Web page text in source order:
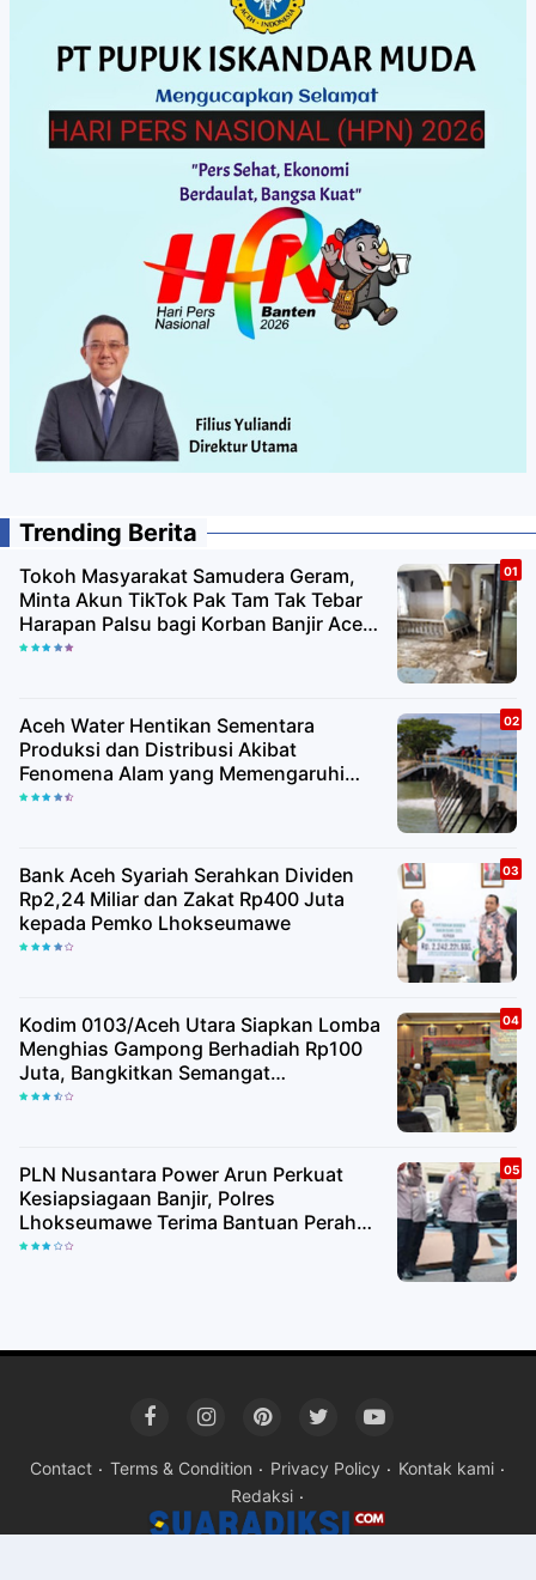
Trending Berita
Tokoh Masyarakat Samudera Geram,
Minta Akun TikTok Pak Tam Tak Tebar
Harapan Palsu bagi Korban Banjir Aceh
Utara
Aceh Water Hentikan Sementara
Produksi dan Distribusi Akibat
Fenomena Alam yang Memengaruhi
Kualitas Air Baku
Bank Aceh Syariah Serahkan Dividen
Rp2,24 Miliar dan Zakat Rp400 Juta
kepada Pemko Lhokseumawe
Kodim 0103/Aceh Utara Siapkan Lomba
Menghias Gampong Berhadiah Rp100
Juta, Bangkitkan Semangat
Kemerdekaan hingga Pelosok Desa
PLN Nusantara Power Arun Perkuat
Kesiapsiagaan Banjir, Polres
Lhokseumawe Terima Bantuan Perahu
Karet
Contact Terms & Condition Privacy Policy
Kontak kami
Redaksi